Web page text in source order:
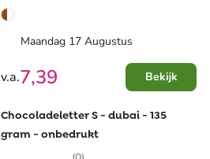
Maandag 17 Augustus
v.a.7,39 Bekijk
Chocoladeletter S - dubai - 135
gram - onbedrukt